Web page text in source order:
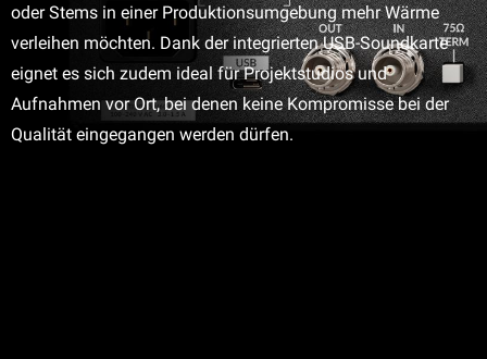
oder Stems in einer Produktionsumgebung mehr Wärme
verleihen möchten. Dank der integrierten USB-Soundkarte
eignet es sich zudem ideal für Projektstudios und
Aufnahmen vor Ort, bei denen keine Kompromisse bei der
Qualität eingegangen werden dürfen.